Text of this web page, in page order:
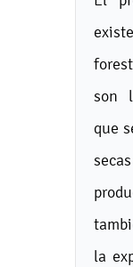
son
que
la